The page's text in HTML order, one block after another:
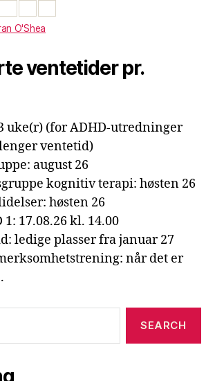
O'Shea
ventetider pr.
uke(r) (for ADHD-utredninger
ventetid)
august 26
kognitiv terapi: høsten 26
høsten 26
1: 17.08.26 kl. 14.00
ledige plasser fra januar 27
når det er